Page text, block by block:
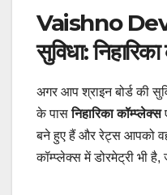
Vaishno Devi
सुविधा:
अगर आप श्राइन बोर्ड की
के पासनिहारिका कॉम्प्लेक्स
बने हुए हैं और रेट्स आपको
कॉम्प्लेक्स में डोरमेट्री भी है,